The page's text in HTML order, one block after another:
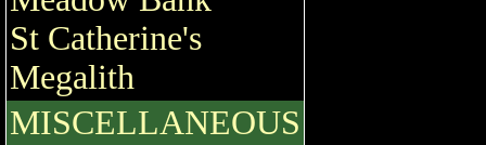
St Catherine's
Megalith
MISCELLANEOUS